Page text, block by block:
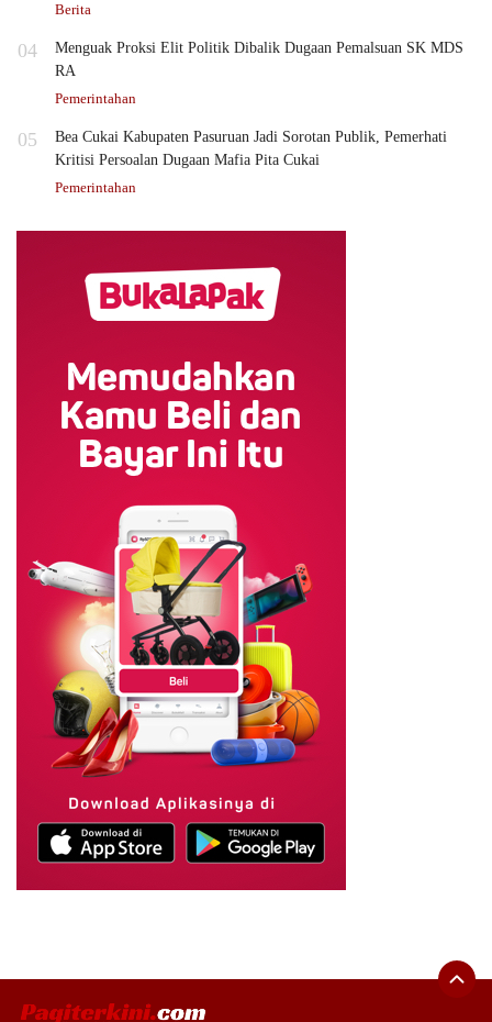
Berita
04
Menguak Proksi Elit Politik Dibalik Dugaan Pemalsuan SK MDS
RA
Pemerintahan
05
Bea Cukai Kabupaten Pasuruan Jadi Sorotan Publik, Pemerhati
Kritisi Persoalan Dugaan Mafia Pita Cukai
Pemerintahan